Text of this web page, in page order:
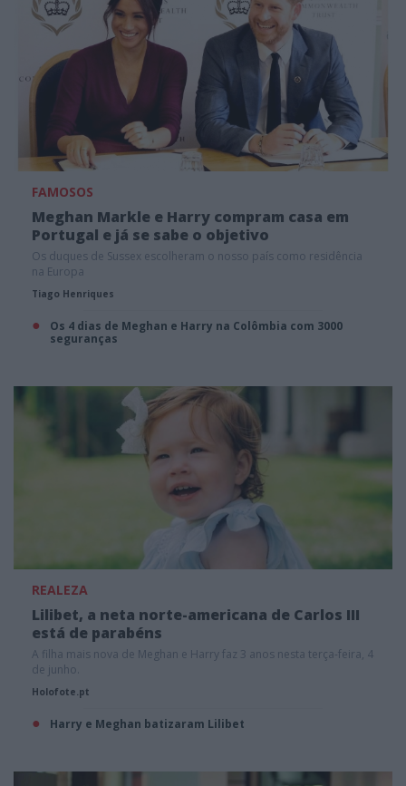
FAMOSOS
Meghan Markle e Harry compram casa em
Portugal e já se sabe o objetivo
Os duques de Sussex escolheram o nosso país como residência
na Europa
Tiago Henriques
Os 4 dias de Meghan e Harry na Colômbia com 3000
seguranças
REALEZA
Lilibet, a neta norte-americana de Carlos III
está de parabéns
A filha mais nova de Meghan e Harry faz 3 anos nesta terça-feira, 4
de junho.
Holofote.pt
Harry e Meghan batizaram Lilibet